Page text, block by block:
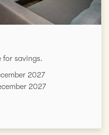
for savings.
2027
2027